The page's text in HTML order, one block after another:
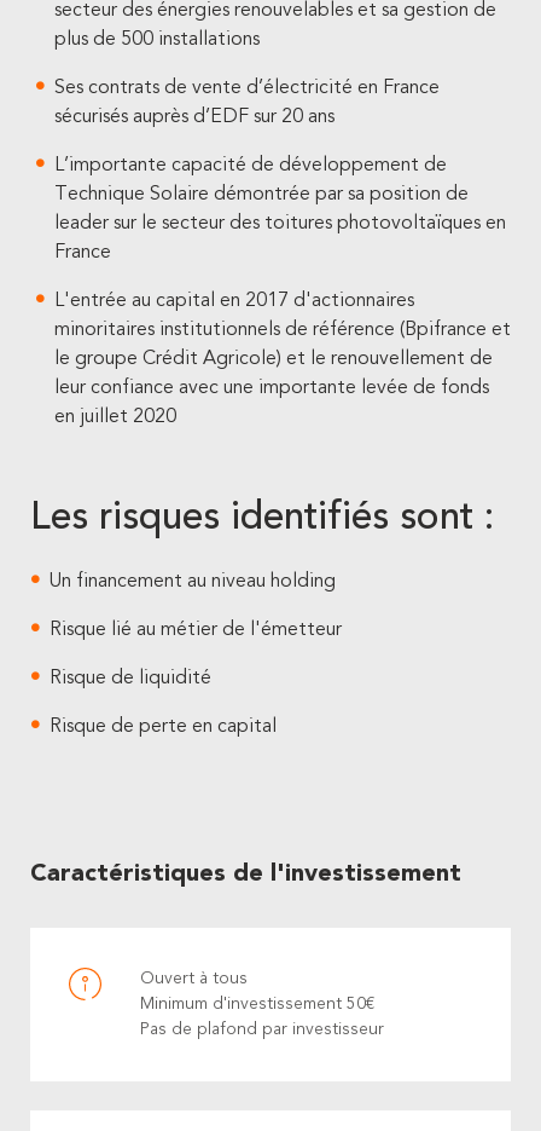
secteur des énergies renouvelables et sa gestion de
plus de 500 installations
Ses contrats de vente d’électricité en France
sécurisés auprès d’EDF sur 20 ans
L’importante capacité de développement de
Technique Solaire démontrée par sa position de
leader sur le secteur des toitures photovoltaïques en
France
L'entrée au capital en 2017 d'actionnaires
minoritaires institutionnels de référence (Bpifrance et
le groupe Crédit Agricole) et le renouvellement de
leur confiance avec une importante levée de fonds
en juillet 2020
Les risques identifiés sont :
Un financement au niveau holding
Risque lié au métier de l'émetteur
Risque de liquidité
Risque de perte en capital
Caractéristiques de l'investissement
Ouvert à tous
Minimum d'investissement 50€
Pas de plafond par investisseur